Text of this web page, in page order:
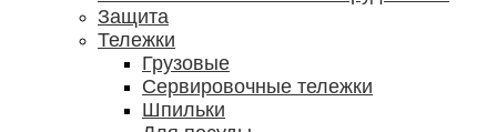
Защита
Тележки
Грузовые
Сервировочные тележки
Шпильки